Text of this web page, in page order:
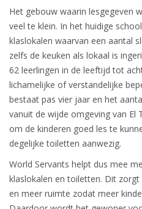
Het gebouw waarin lesgegeven
veel te klein. In het huidige
klaslokalen waarvan een aantal
zelfs de keuken als lokaal is
62 leerlingen in de leeftijd tot
lichamelijke of verstandelijke
bestaat pas vier jaar en het
vanuit de wijde omgeving van El
om de kinderen goed les te
degelijke toiletten aanwezig.
World Servants helpt dus mee
klaslokalen en toiletten. Dit
en meer ruimte zodat meer